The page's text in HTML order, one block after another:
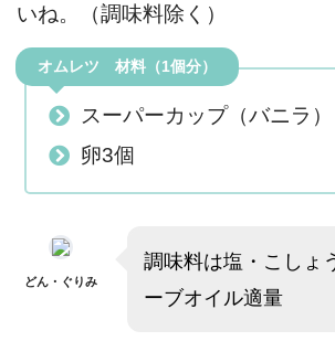
いね。（調味料除く）
オムレツ 材料（1個分）
スーパーカップ（バニラ
卵3個
どん・ぐりみ
調味料は塩・こしょ
ーブオイル適量